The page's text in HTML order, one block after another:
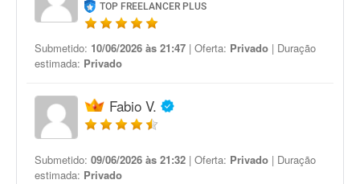
TOP FREELANCER PLUS
Submetido: 10/06/2026 às 21:47 | Oferta: Privado | Duração
estimada: Privado
Fabio V.
Submetido: 09/06/2026 às 21:32 | Oferta: Privado | Duração
estimada: Privado